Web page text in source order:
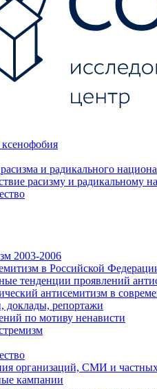
и радикального
расизму и радикальному
2003-2006
в Российской
тенденции проявлений
антисемитизм в
доклады, репортажи
по мотиву ненависти
организаций, СМИ и
кампании